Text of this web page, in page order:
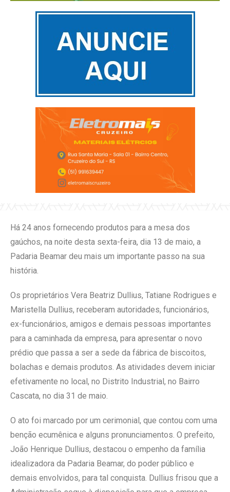
Há 24 anos fornecendo produtos para a mesa dos
gaúchos, na noite desta sexta-feira, dia 13 de maio, a
Padaria Beamar deu mais um importante passo na sua
história.
Os proprietários Vera Beatriz Dullius, Tatiane Rodrigues e
Maristella Dullius, receberam autoridades, funcionários,
ex-funcionários, amigos e demais pessoas importantes
para a caminhada da empresa, para apresentar o novo
prédio que passa a ser a sede da fábrica de biscoitos,
bolachas e demais produtos. As atividades devem iniciar
efetivamente no local, no Distrito Industrial, no Bairro
Cascata, no dia 31 de maio.
O ato foi marcado por um cerimonial, que contou com uma
benção ecumênica e alguns pronunciamentos. O prefeito,
João Henrique Dullius, destacou o empenho da família
idealizadora da Padaria Beamar, do poder público e
demais envolvidos, para tal conquista. Dullius frisou que a